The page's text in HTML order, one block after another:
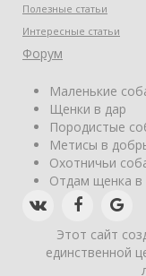
Полезные статьи
Интересные статьи
Форум
Маленькие
Щенки в дар
Породистые
Метисы в
Охотничьи
Отдам щенка в
Этот сайт
единственной